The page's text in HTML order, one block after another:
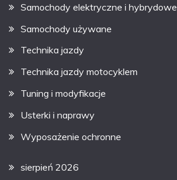
Samochody elektryczne i hybrydowe
Samochody używane
Technika jazdy
Technika jazdy motocyklem
Tuning i modyfikacje
Usterki i naprawy
Wyposażenie ochronne
sierpień 2026